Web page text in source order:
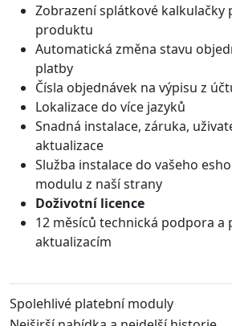
Zobrazení splátkové kalkulačky
produktu
Automatická změna stavu
platby
Čísla objednávek na výpisu z
Lokalizace do více jazyků
Snadná instalace, záruka,
aktualizace
Služba instalace do vašeho
modulu z naší strany
Doživotní licence
12 měsíců technická podpora a
aktualizacím
Spolehlivé platební moduly